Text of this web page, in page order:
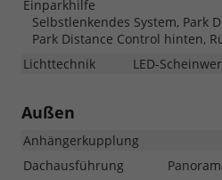
Einparkhilfe
Selbstlenkendes System, Park
Park Distance Control hinten,
Lichttechnik
LED-
Außen
Anhängerkupplung
Dachausführung